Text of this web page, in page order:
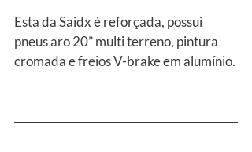
Esta da Saidx é reforçada, possui
pneus aro 20” multi terreno, pintura
cromada e freios V-brake em alumínio.